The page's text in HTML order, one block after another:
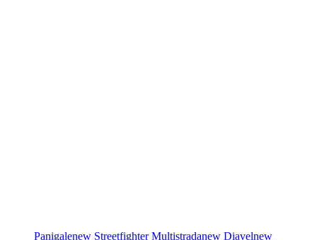
Panigalenew StreetfighterMultistradanew Diavelnew